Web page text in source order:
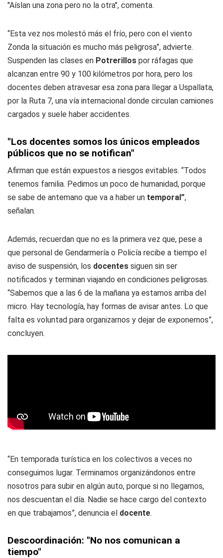
"Aíslan una zona pero no la otra", comenta.
“Esta vez nos molestó más el frío, pero con el viento
Zonda la situación es mucho más peligrosa”, advierte.
Suspenden las clases en Potrerillos por ráfagas que
alcanzan entre 90 y 100 kilómetros por hora, pero los
docentes deben atravesar esa zona para llegar a Uspallata,
por la Ruta 7, una vía internacional donde circulan camiones
cargados y suele haber accidentes.
"Los docentes somos los únicos empleados
públicos que no se notifican"
Afirman que están expuestos a riesgos evitables. “Todos
tenemos familia. Pedimos un poco de humanidad, porque
se sabe de antemano que va a haber un temporal”,
señalan.
Además, recuerdan que no es la primera vez que, pese a
que personal de Gendarmería o Policía recibe a tiempo el
aviso de suspensión, los docentes siguen sin ser
notificados y terminan viajando en condiciones peligrosas.
“Sabemos que a las 6 de la mañana ya estamos arriba del
micro. Hay tecnología, hay formas de avisar antes. Lo que
falta es voluntad para organizarnos y dejar de exponernos”,
concluyen.
“En temporada turística en los colectivos a veces no
conseguimos lugar. Terminamos organizándonos entre
nosotros para subir en algún auto, porque si no llegamos,
nos descuentan el día. Nadie se hace cargo del contexto
en que trabajamos”, denuncia el docente.
Descoordinación: "No nos comunican a
tiempo"